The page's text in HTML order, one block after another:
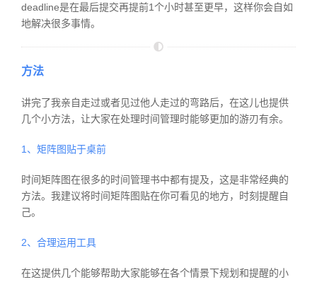
deadline是在最后提交再提前1个小时甚至更早，这样你会自如
地解决很多事情。
方法
讲完了我亲自走过或者见过他人走过的弯路后，在这儿也提供
几个小方法，让大家在处理时间管理时能够更加的游刃有余。
1、矩阵图贴于桌前
时间矩阵图在很多的时间管理书中都有提及，这是非常经典的
方法。我建议将时间矩阵图贴在你可看见的地方，时刻提醒自
己。
2、合理运用工具
在这提供几个能够帮助大家能够在各个情景下规划和提醒的小